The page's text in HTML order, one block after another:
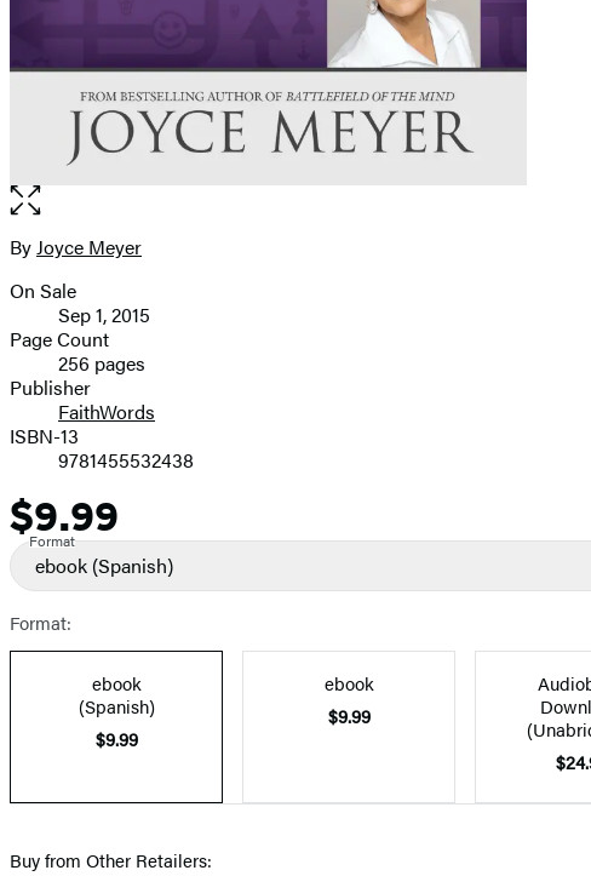
Open
the
full-
image
Contributors
ByJoyce Meyer
Formats
and
Prices
On Sale
Sep 1, 2015
Page Count
256 pages
Publisher
FaithWords
ISBN-13
9781455532438
Price
$9.99
Format
ebook (Spanish)
Format:
ebook
(Spanish)
$9.99
ebook
$9.99
Buy from Other Retailers: